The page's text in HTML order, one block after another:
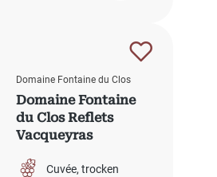
Domaine Fontaine du Clos
Domaine Fontaine
du Clos Reflets
Vacqueyras
Cuvée trocken